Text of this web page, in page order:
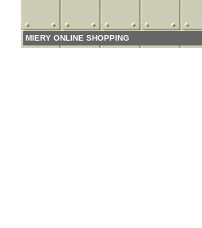
MIERY ONLINE SHOPPING